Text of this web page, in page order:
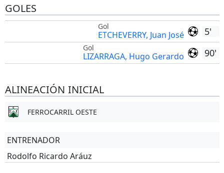
GOLES
5'
Gol
ETCHEVERRY, Juan José
90'
Gol
LIZARRAGA, Hugo Gerardo
ALINEACIÓN INICIAL
FERROCARRIL OESTE
ENTRENADOR
Rodolfo Ricardo Aráuz